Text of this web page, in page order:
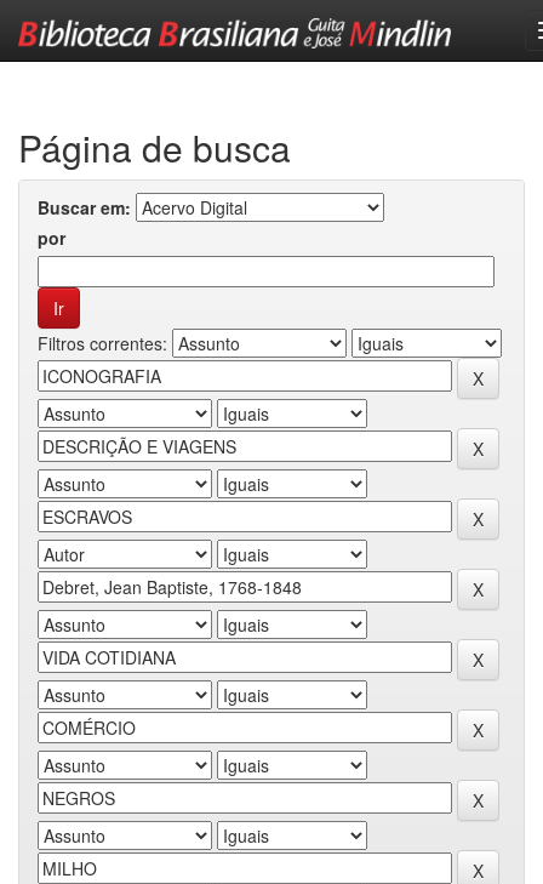
Página de busca
Buscar em:
por
Filtros correntes: